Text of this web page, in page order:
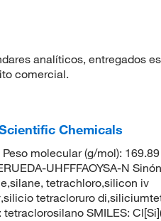
analíticos, entregados
comercial.
Chemicals
molecular (g/mol):
UHFFFAOYSA-N
tetrachloro,silicon iv
tetracloruro
SMILES: